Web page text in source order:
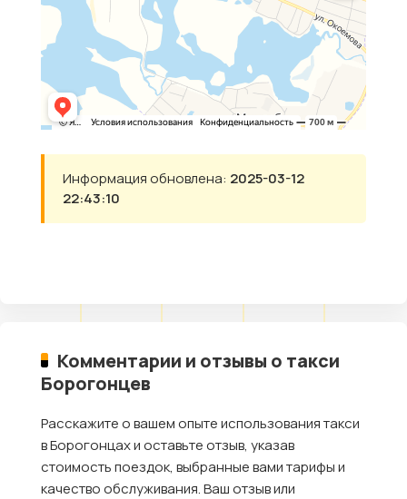
Информация обновлена: 2025-03-12
22:43:10
Комментарии и отзывы о такси
Борогонцев
Расскажите о вашем опыте использования такси
в Борогонцах и оставьте отзыв, указав
стоимость поездок, выбранные вами тарифы и
качество обслуживания. Ваш отзыв или